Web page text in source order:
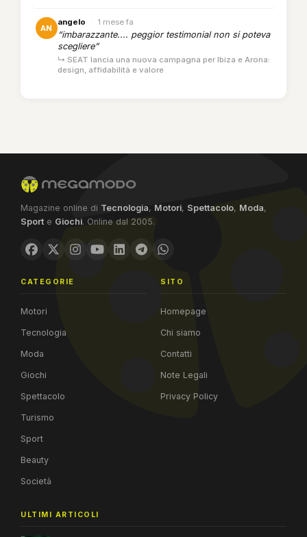
AN
angelo · 1 mese fa
“imbarazzante.... peggior testimonial non si poteva
scegliere”
↳ SEAT lancia una nuova campagna per Ibiza e Arona:
design, affidabilità e valore
Magazine online di Tecnologia, Motori, Spettacolo, Moda,
Sport e Giochi. Online dal 2005.
CATEGORIE
Motori
Tecnologia
Moda
Giochi
Spettacolo
Turismo
Sport
Beauty
Società
SITO
Homepage
Chi siamo
Contatti
Note Legali
Privacy Policy
ULTIMI ARTICOLI